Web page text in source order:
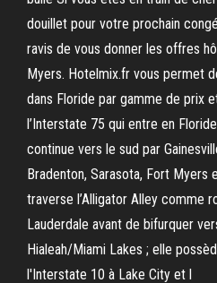
douillet pour votre prochain
ravis de vous donner les offres
Myers. Hotelmix.fr vous permet
dans Floride par gamme de prix
l’Interstate 75 qui entre en
continue vers le sud par
Bradenton, Sarasota, Fort Myers
traverse l’Alligator Alley comme
Lauderdale avant de bifurquer
Hialeah/Miami Lakes ; elle
l'Interstate 10 à Lake City et l